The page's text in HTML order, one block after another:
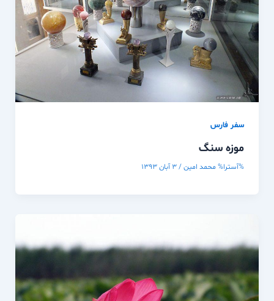
سفر فارس
موزه سنگ
%آسترا% محمد امین/۳ آبان ۱۳۹۳